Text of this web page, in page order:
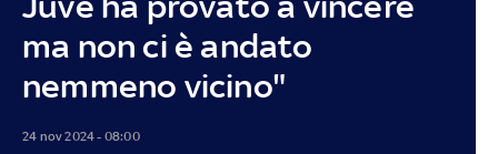
ma non ci è andato
nemmeno vicino"
24 nov 2024 - 08:00